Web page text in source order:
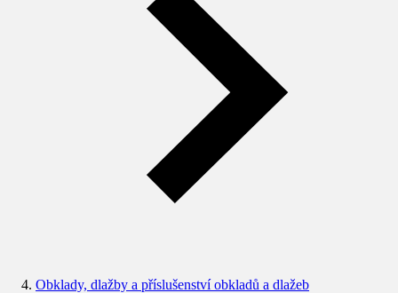
Obklady, dlažby a příslušenství obkladů a dlažeb